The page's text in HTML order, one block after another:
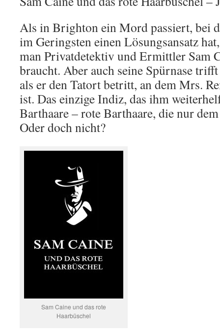
Als in Brighton ein Mord passiert, bei
im Geringsten einen Lösungsansatz
man Privatdetektiv und Ermittler Sam
braucht. Aber auch seine Spürnase
als er den Tatort betritt, an dem Mrs.
ist. Das einzige Indiz, das ihm
Barthaare – rote Barthaare, die nur
Oder doch nicht?
Sam Caine und das rote
Haarbüschel